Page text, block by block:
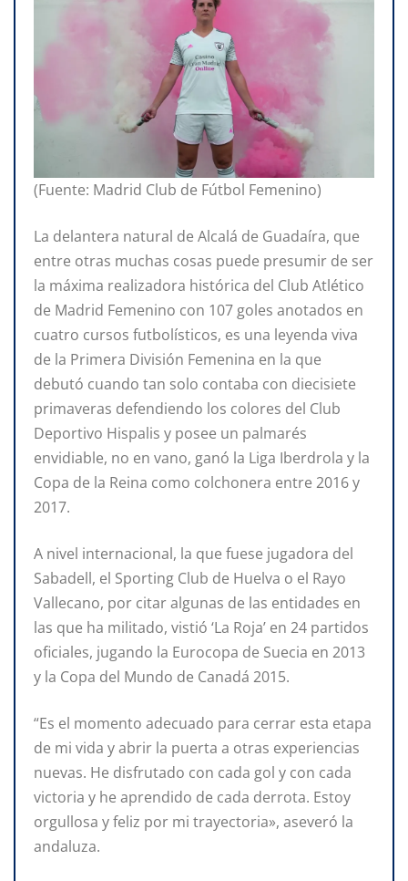
(Fuente: Madrid Club de Fútbol Femenino)
La delantera natural de Alcalá de Guadaíra, que
entre otras muchas cosas puede presumir de ser
la máxima realizadora histórica del Club Atlético
de Madrid Femenino con 107 goles anotados en
cuatro cursos futbolísticos, es una leyenda viva
de la Primera División Femenina en la que
debutó cuando tan solo contaba con diecisiete
primaveras defendiendo los colores del Club
Deportivo Hispalis y posee un palmarés
envidiable, no en vano, ganó la Liga Iberdrola y la
Copa de la Reina como colchonera entre 2016 y
2017.
A nivel internacional, la que fuese jugadora del
Sabadell, el Sporting Club de Huelva o el Rayo
Vallecano, por citar algunas de las entidades en
las que ha militado, vistió ‘La Roja’ en 24 partidos
oficiales, jugando la Eurocopa de Suecia en 2013
y la Copa del Mundo de Canadá 2015.
“Es el momento adecuado para cerrar esta etapa
de mi vida y abrir la puerta a otras experiencias
nuevas. He disfrutado con cada gol y con cada
victoria y he aprendido de cada derrota. Estoy
orgullosa y feliz por mi trayectoria», aseveró la
andaluza.